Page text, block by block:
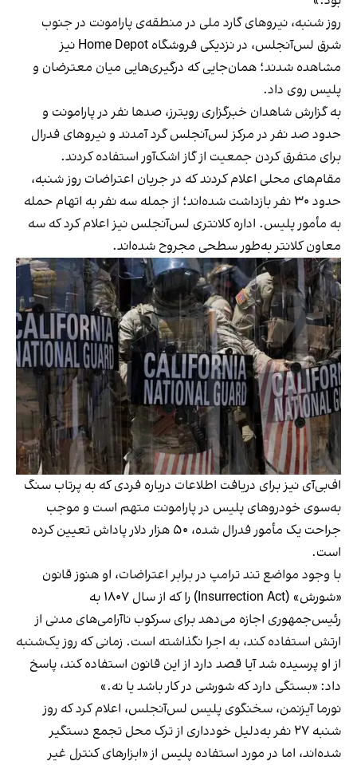
روز شنبه، نیروهای گارد ملی در منطقه‌ی پارامونت در جنوب
شرق لس‌آنجلس، در نزدیکی فروشگاه Home Depot نیز
مشاهده شدند؛ همان‌جایی که درگیری‌هایی میان معترضان و
پلیس روی داد.
به گزارش شاهدان خبرگزاری رویترز، صدها نفر در پارامونت و
حدود صد نفر در مرکز لس‌آنجلس گرد آمدند و نیروهای فدرال
برای متفرق کردن جمعیت از گاز اشک‌آور استفاده کردند.
مقام‌های محلی اعلام کردند که در جریان اعتراضات روز شنبه،
حدود ۳۰ نفر بازداشت شده‌اند؛ از جمله سه نفر به اتهام حمله
به مأمور پلیس. اداره کلانتری لس‌آنجلس نیز اعلام کرد که سه
معاون کلانتر به‌طور سطحی مجروح شده‌اند.
اف‌بی‌آی نیز برای دریافت اطلاعات درباره فردی که به پرتاب سنگ
به‌سوی خودروهای پلیس در پارامونت متهم است و موجب
جراحت یک مأمور فدرال شده، ۵۰ هزار دلار پاداش تعیین کرده
است.
با وجود مواضع تند ترامپ در برابر اعتراضات، او هنوز قانون
«شورش» (Insurrection Act) را که از سال ۱۸۰۷ به
رئیس‌جمهوری اجازه می‌دهد برای سرکوب ناآرامی‌های مدنی از
ارتش استفاده کند، به اجرا نگذاشته است. زمانی که روز یک‌شنبه
از او پرسیده شد آیا قصد دارد از این قانون استفاده کند، پاسخ
داد: «بستگی دارد که شورشی در کار باشد یا نه.»
نورما آیزنمن، سخنگوی پلیس لس‌آنجلس، اعلام کرد که روز
شنبه ۲۷ نفر به‌دلیل خودداری از ترک محل تجمع دستگیر
شده‌اند، اما در مورد استفاده پلیس از «ابزارهای کنترل غیر